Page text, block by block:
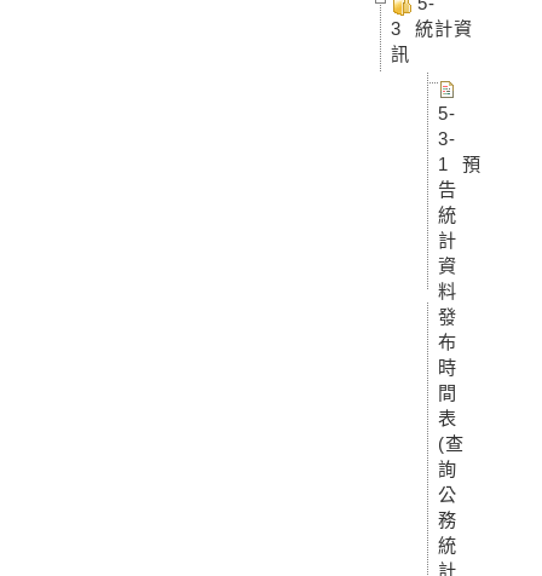
3 統計資
訊
5-
3-
1 預
告
統
計
資
料
發
布
時
間
表
(查
詢
公
務
統
計